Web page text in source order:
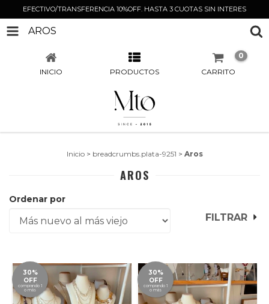
EFECTIVO/TRANSFERENCIA 10%OFF. HASTA 3 CUOTAS SIN INTERES
AROS
INICIO PRODUCTOS CARRITO
0
Inicio > breadcrumbs.plata-9251 > Aros
AROS
Ordenar por
FILTRAR
30%
OFF
comprando 1
o más
30%
OFF
comprando 1
o más